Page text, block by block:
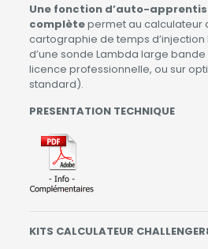
Une fonction d’auto-
complètepermet au calculateur
cartographie de temps d’injection
d’une sonde Lambda large
licence professionnelle, ou sur
standard).
PRESENTATION TECHNIQUE
KITS CALCULATEUR